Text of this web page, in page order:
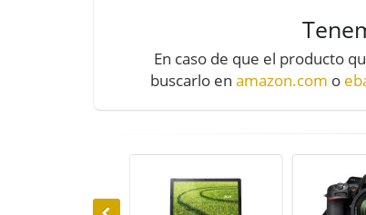
En caso de que el producto
buscarlo enamazon.com o